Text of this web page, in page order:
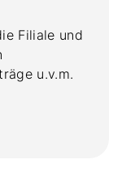
Filiale und
u.v.m.